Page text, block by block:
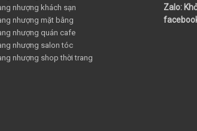
nhượng khách sạn
nhượng mặt bằng
nhượng quán cafe
nhượng salon tóc
nhượng shop thời trang
Zalo: